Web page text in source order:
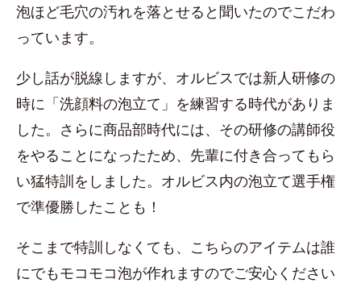
泡ほど毛穴の汚れを落とせると聞いたのでこだわ
っています。
少し話が脱線しますが、オルビスでは新人研修の
時に「洗顔料の泡立て」を練習する時代がありま
した。さらに商品部時代には、その研修の講師役
をやることになったため、先輩に付き合ってもら
い猛特訓をしました。オルビス内の泡立て選手権
で準優勝したことも！
そこまで特訓しなくても、こちらのアイテムは誰
にでもモコモコ泡が作れますのでご安心ください